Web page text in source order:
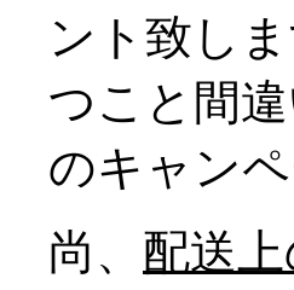
ント致し
つこと間
のキャン
尚、 配送